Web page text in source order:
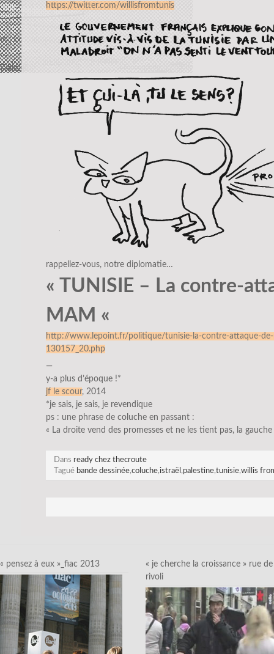
https://twitter.com/willisfromtunis
rappellez-vous, notre diplomatie…
« TUNISIE – La contre-
MAM «
http://www.lepoint.fr/politique/tunisie-la-contre-attaque-
130157_20.php
—
y-a plus d’époque !*
jf le scour, 2014
*je sais, je sais, je revendique
ps : une phrase de coluche en passant :
« La droite vend des promesses et ne les tient pas, la
Dans ready chez thecroute
Tagué bande dessinée,coluche,istraël ,palestine,tunisie,willis
« pensez à eux »_fiac 2013
« je cherche la croissance » rue de
rivoli